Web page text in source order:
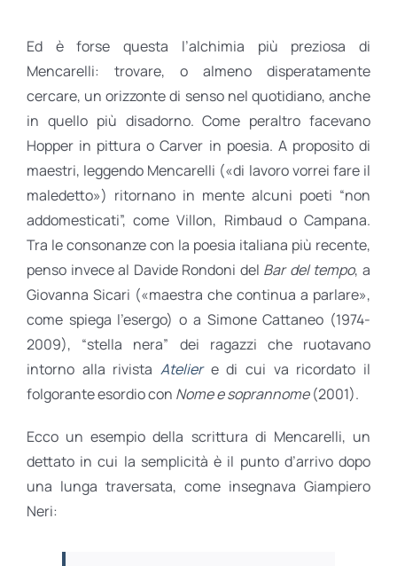
Ed è forse questa l’alchimia più preziosa di
Mencarelli: trovare, o almeno disperatamente
cercare, un orizzonte di senso nel quotidiano, anche
in quello più disadorno. Come peraltro facevano
Hopper in pittura o Carver in poesia. A proposito di
maestri, leggendo Mencarelli («di lavoro vorrei fare il
maledetto») ritornano in mente alcuni poeti “non
addomesticati”, come Villon, Rimbaud o Campana.
Tra le consonanze con la poesia italiana più recente,
penso invece al Davide Rondoni del Bar del tempo, a
Giovanna Sicari («maestra che continua a parlare»,
come spiega l’esergo) o a Simone Cattaneo (1974-
2009), “stella nera” dei ragazzi che ruotavano
intorno alla rivista Atelier e di cui va ricordato il
folgorante esordio con Nome e soprannome(2001).
Ecco un esempio della scrittura di Mencarelli, un
dettato in cui la semplicità è il punto d’arrivo dopo
una lunga traversata, come insegnava Giampiero
Neri: